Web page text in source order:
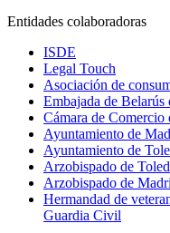
Entidades colaboradoras
ISDE
Legal Touch
Asociación de
Embajada de Belarús
Cámara de Comercio
Ayuntamiento de
Ayuntamiento de
Arzobispado de
Arzobispado de
Hermandad de
Guardia Civil